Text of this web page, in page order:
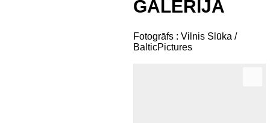
GALERIJA
Fotogrāfs : Vilnis Slūka /
BalticPictures